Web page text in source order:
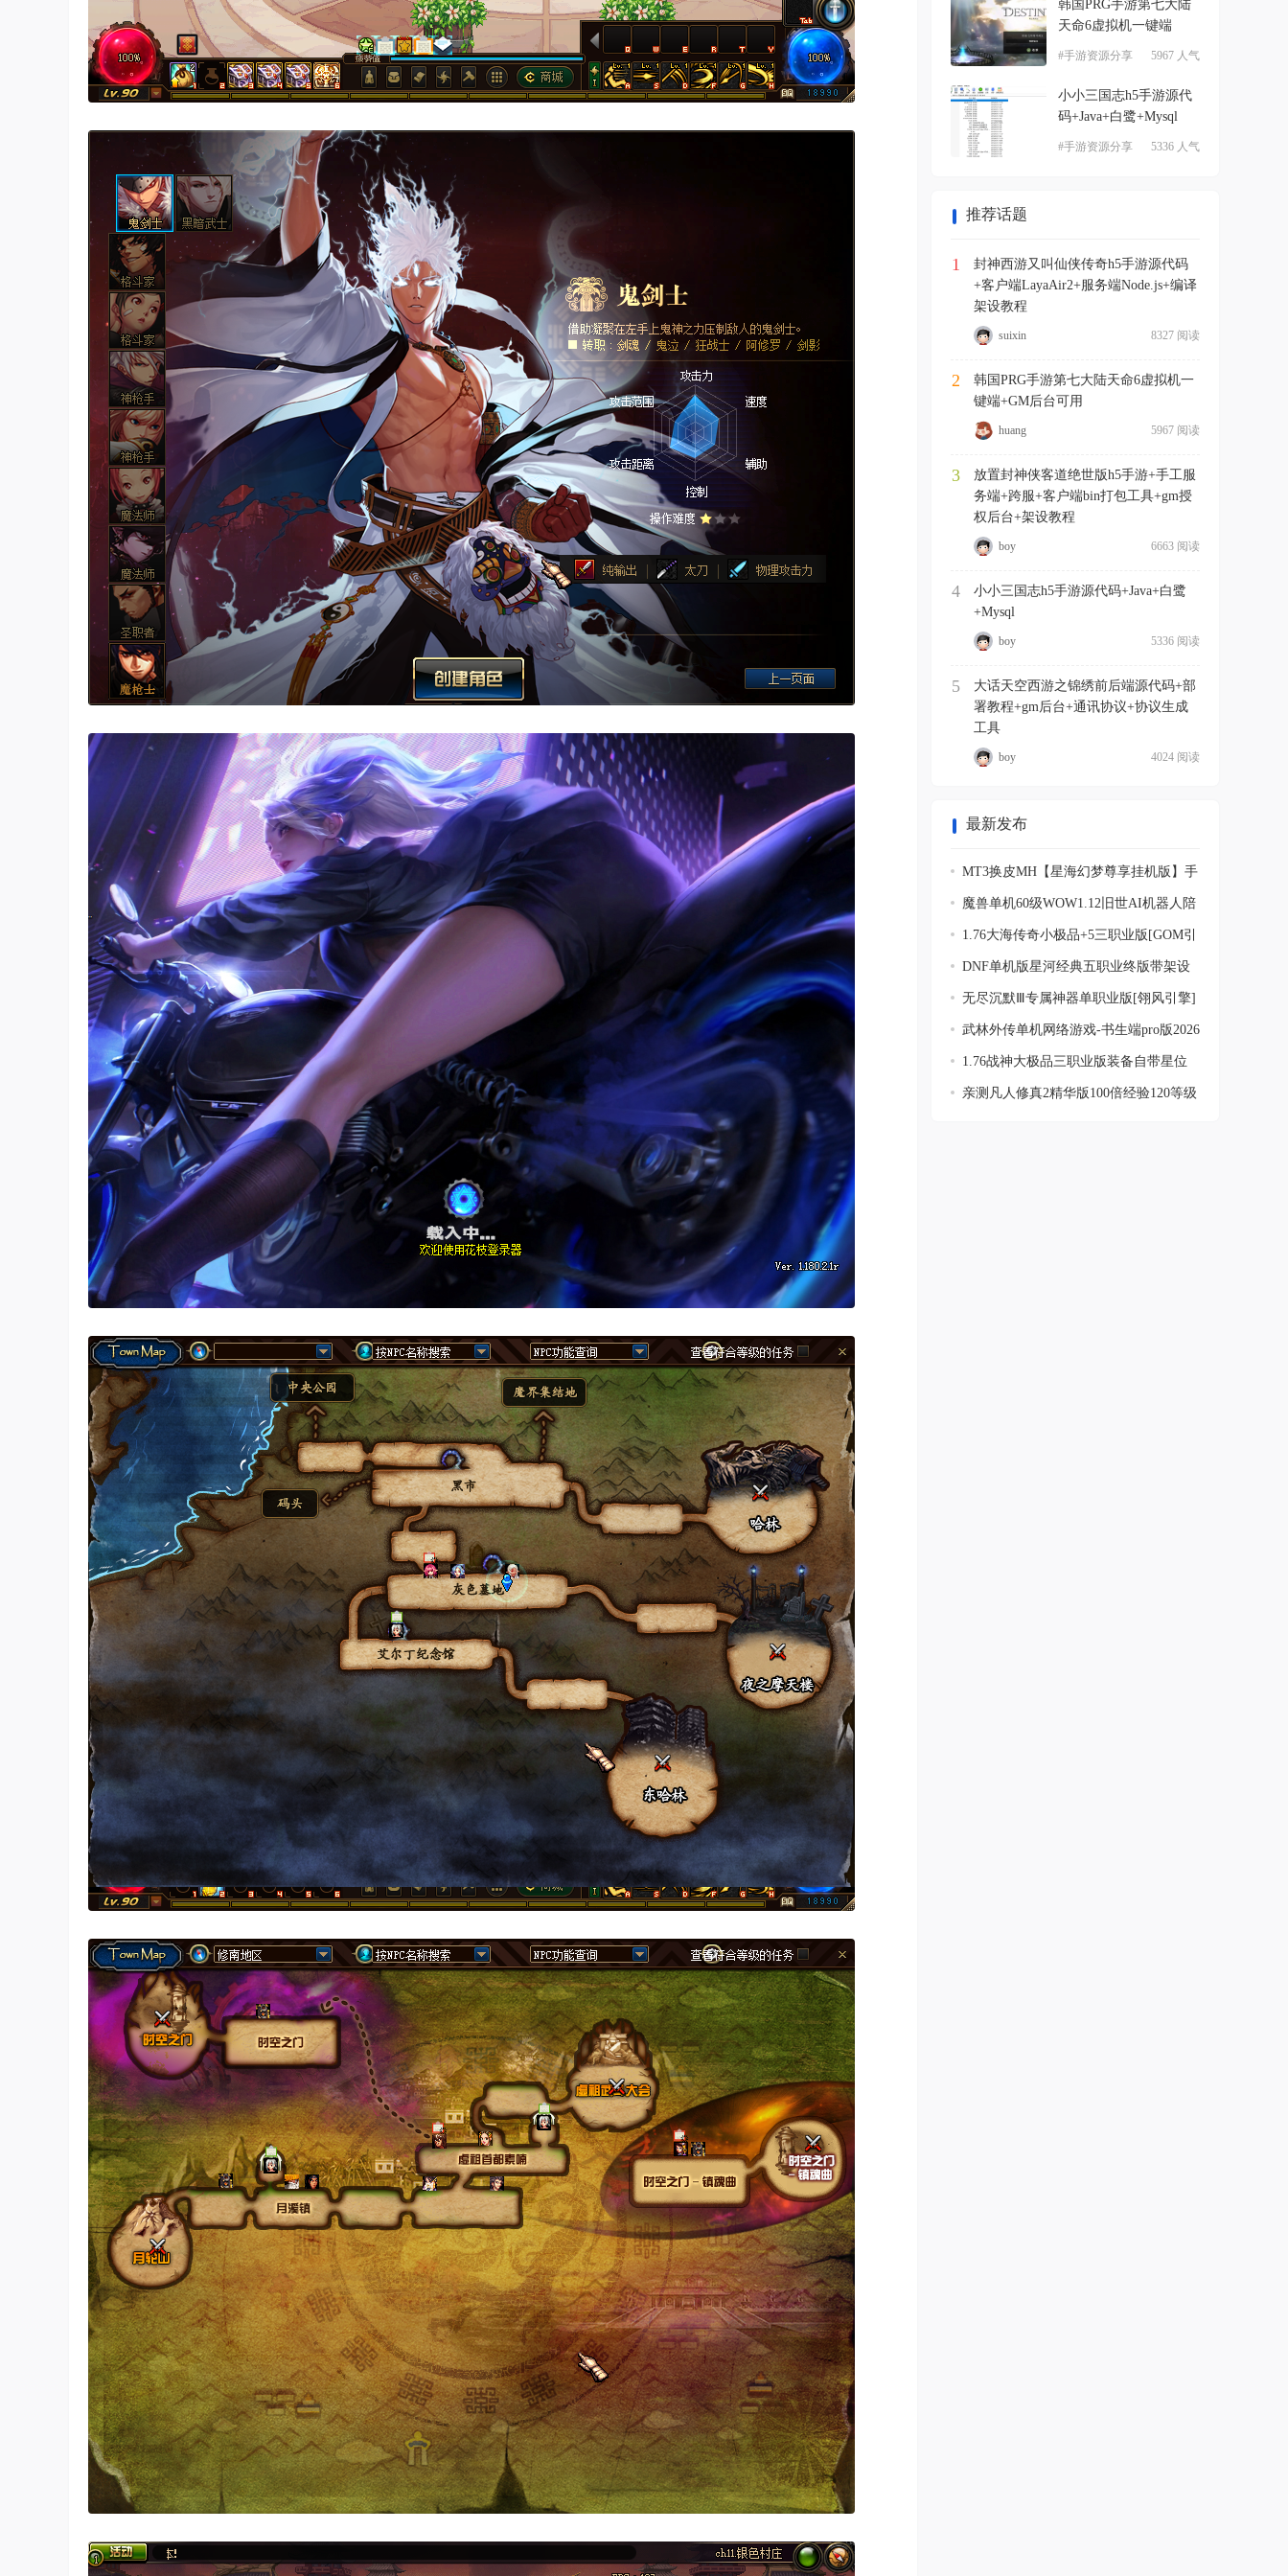
韩国PRG手游第七大陆
天命6虚拟机一键端
+GM
5967 人气
#手游资源分享
小小三国志h5手游源代
码+Java+白鹭+Mysql
5336 人气
#手游资源分享
推荐话题
1
封神西游又叫仙侠传奇h5手游源代码
+客户端LayaAir2+服务端Node.js+编译
架设教程
8327 阅读
suixin
2
韩国PRG手游第七大陆天命6虚拟机一
键端+GM后台可用
5967 阅读
huang
3
放置封神侠客道绝世版h5手游+手工服
务端+跨服+客户端bin打包工具+gm授
权后台+架设教程
6663 阅读
boy
4
小小三国志h5手游源代码+Java+白鹭
+Mysql
5336 阅读
boy
5
大话天空西游之锦绣前后端源代码+部
署教程+gm后台+通讯协议+协议生成
工具
4024 阅读
boy
最新发布
MT3换皮MH【星海幻梦尊享挂机版】手
工端+安
魔兽单机60级WOW1.12旧世AI机器人陪
玩战场
1.76大海传奇小极品+5三职业版[GOM引
擎]DNF单机版星河经典五职业终版带架设
工具服
无尽沉默Ⅲ专属神器单职业版[翎风引擎]
武林外传单机网络游戏-书生端pro版2026
最全1.76战神大极品三职业版装备自带星位
[GOM引
亲测凡人修真2精华版100倍经验120等级